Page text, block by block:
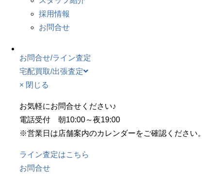
採用情報
お問合せ
お問合せ/ライン査定
宅配買取/出張査定
× 閉じる
お気軽にお問合せください♪
電話受付 朝10:00～夜19:00
※営業日は店舗案内のカレンダーをご確認ください。
ライン査定はこちら
お問合せ